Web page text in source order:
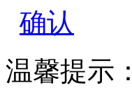
确认
温馨提示